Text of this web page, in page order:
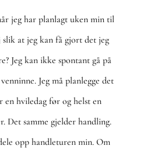
jeg har planlagt uken min til
slik at jeg kan få gjort det jeg
Jeg kan ikke spontant gå på
Jeg må planlegge det
en hviledag før og helst en
Det samme gjelder handling.
opp handleturen min. Om